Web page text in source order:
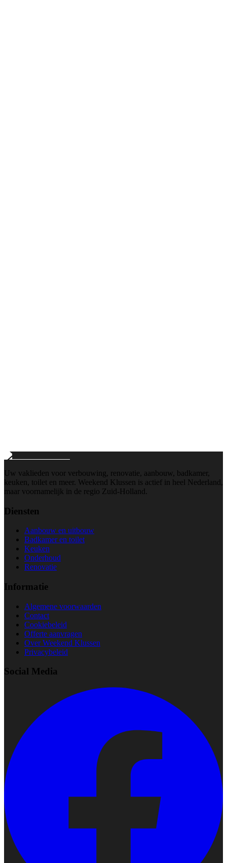
Uw vaklieden voor verbouwing, renovatie, aanbouw, badkamer,
keuken, toilet en meer. Weekend Klussen is actief in heel Nederland,
maar voornamelijk in de regio Zuid-Holland.
Diensten
Aanbouw en uitbouw
Badkamer en toilet
Keuken
Onderhoud
Renovatie
Informatie
Algemene voorwaarden
Contact
Cookiebeleid
Offerte aanvragen
Over Weekend Klussen
Privacybeleid
Social Media